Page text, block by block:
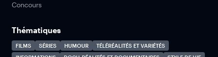
Concours
Thématiques
FILMS SÉRIES HUMOUR
TÉLÉRÉALITÉS ET VARIÉTÉS